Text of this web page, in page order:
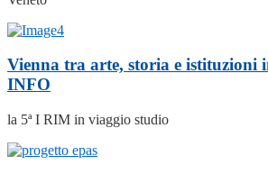
Vienna tra arte, storia e istituzioni
INFO
la 5ª I RIM in viaggio studio